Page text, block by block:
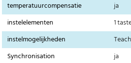
temperatuurcompensatie
ja
instelelementen
1
instelmogelijkheden
Synchronisation
ja